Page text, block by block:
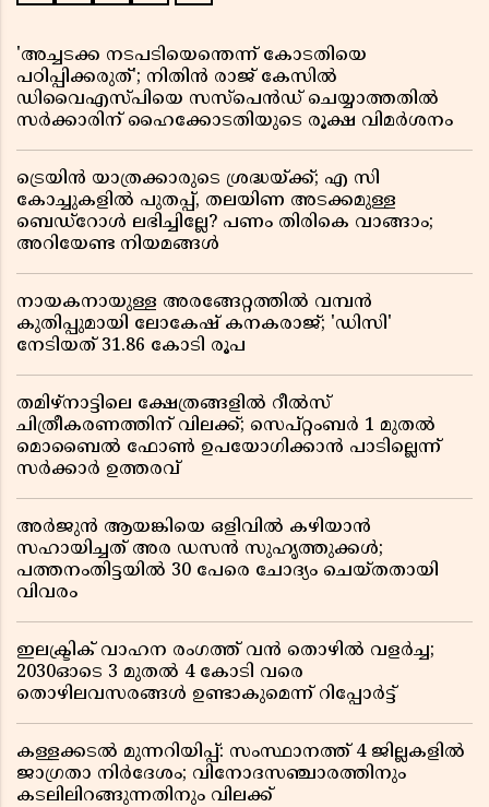
'അച്ചടക്ക നടപടിയെന്തെന്ന് കോടതിയെ
പഠിപ്പിക്കരുത്'; നിതിൻ രാജ് കേസിൽ
ഡിവൈഎസ്പിയെ സസ്പെൻഡ് ചെയ്യാത്തതിൽ
സർക്കാരിന് ഹൈക്കോടതിയുടെ രൂക്ഷ വിമർശനം
ട്രെയിൻ യാത്രക്കാരുടെ ശ്രദ്ധയ്ക്ക്; എ സി
കോച്ചുകളിൽ പുതപ്പ്, തലയിണ അടക്കമുള്ള
ബെഡ്റോൾ ലഭിച്ചില്ലേ? പണം തിരികെ വാങ്ങാം;
അറിയേണ്ട നിയമങ്ങൾ
നായകനായുള്ള അരങ്ങേറ്റത്തിൽ വമ്പൻ
കുതിപ്പുമായി ലോകേഷ് കനകരാജ്; 'ഡിസി'
നേടിയത് 31.86 കോടി രൂപ
തമിഴ്‌നാട്ടിലെ ക്ഷേത്രങ്ങളിൽ റീൽസ്
ചിത്രീകരണത്തിന് വിലക്ക്; സെപ്റ്റംബർ 1 മുതൽ
മൊബൈൽ ഫോൺ ഉപയോഗിക്കാൻ പാടില്ലെന്ന്
സർക്കാർ ഉത്തരവ്
അർജുൻ ആയങ്കിയെ ഒളിവിൽ കഴിയാൻ
സഹായിച്ചത് അര ഡസൻ സുഹൃത്തുക്കൾ;
പത്തനംതിട്ടയിൽ 30 പേരെ ചോദ്യം ചെയ്തതായി
വിവരം ​​​​​​​
ഇലക്ട്രിക് വാഹന രംഗത്ത് വൻ തൊഴിൽ വളർച്ച;
2030ഓടെ 3 മുതൽ 4 കോടി വരെ
തൊഴിലവസരങ്ങൾ ഉണ്ടാകുമെന്ന് റിപ്പോർട്ട്
കള്ളക്കടൽ മുന്നറിയിപ്പ്: സംസ്ഥാനത്ത് 4 ജില്ലകളിൽ
ജാഗ്രതാ നിർദേശം; വിനോദസഞ്ചാരത്തിനും
കടലിലിറങ്ങുന്നതിനും വിലക്ക്